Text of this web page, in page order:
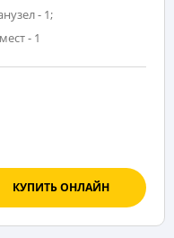
- 1;
- 1
КУПИТЬ ОНЛАЙН